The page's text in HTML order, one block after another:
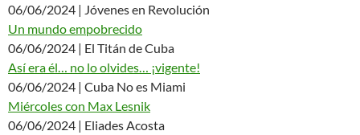
06/06/2024 | Jóvenes en Revolución
Un mundo empobrecido
06/06/2024 | El Titán de Cuba
Así era él… no lo olvides… ¡vigente!
06/06/2024 | Cuba No es Miami
Miércoles con Max Lesnik
06/06/2024 | Eliades Acosta